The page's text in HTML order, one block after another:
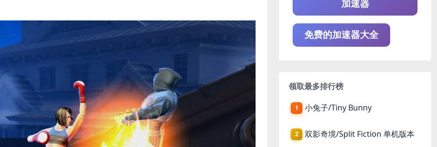
加速器
免费的加速器大全
领取最多排行榜
1 小兔子/Tiny Bunny
2 双影奇境/Split Fiction 单机版本